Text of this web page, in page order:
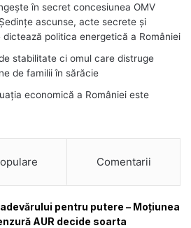
în secret concesiunea OMV
ascunse, acte secrete și
politica energetică a României
stabilitate ci omul care distruge
de familii în sărăcie
economică a României este
Comentarii
pentru putere – Moțiunea
AUR decide soarta